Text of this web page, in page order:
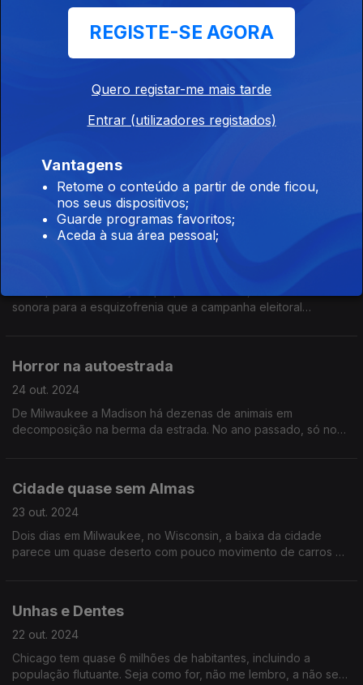
comunidade árabe dos Estados Unidos. Vivem nas sombras
A régua e esquadro
Entrar num comício é como entrar num festival de verão: regras
apertadas de segurança. Se tens uma solução criativa, é
preciso explicar a régua e esquadro.
Uma canção para a América
sonora para a esquizofrenia que a campanha eleitoral
Horror na autoestrada
24 out. 2024
De Milwaukee a Madison há dezenas de animais em
decomposição na berma da estrada. No ano passado, só no
Cidade quase sem Almas
23 out. 2024
Dois dias em Milwaukee, no Wisconsin, a baixa da cidade
parece um quase deserto com pouco movimento de carros e
Unhas e Dentes
22 out. 2024
Chicago tem quase 6 milhões de habitantes, incluindo a
população flutuante. Seja como for, não me lembro, a não ser
REGISTE-SE AGORA
Quero registar-me mais tarde
Entrar (utilizadores registados)
Vantagens
Retome o conteúdo a partir de onde ficou,
nos seus dispositivos;
Guarde programas favoritos;
Aceda à sua área pessoal;